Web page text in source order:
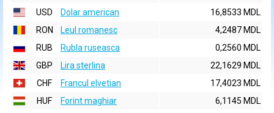
USD
Dolar american
16,8533 MDL
RON
Leul romanesc
4,2487 MDL
RUB
Rubla ruseasca
0,2560 MDL
GBP
Lira sterlina
22,1629 MDL
CHF
Francul elvetian
17,4023 MDL
HUF
Forint maghiar
6,1145 MDL